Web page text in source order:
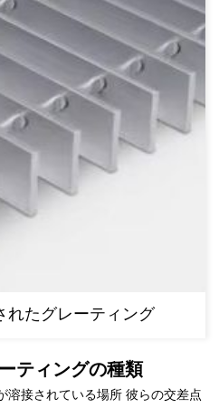
れたグレーティング
ティングの種類
溶接されている場所 彼らの交差点